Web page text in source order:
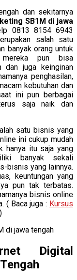
dan sekitarnya
SB1M di jawa
0813 8154 6943
salah satu
banyak orang untuk
mereka pun bisa
dan juga keinginan
penghasilan,
kebutuhan dan
ini pun berbagai
saja naik dan
satu bisnis yang
ini cukup mudah
hanya itu saja yang
banyak sekali
bisnis yang lainnya.
keuntungan yang
pun tak terbatas.
bisnis online
( Baca juga : Kursus
)
Digital